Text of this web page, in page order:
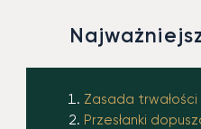
Zasada trwałości
Przesłanki